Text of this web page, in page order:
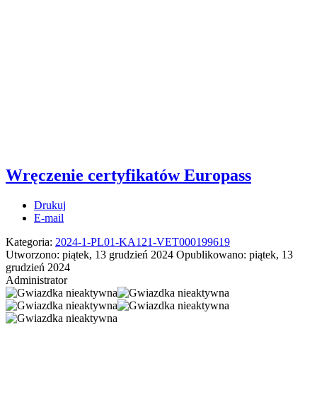
Wręczenie certyfikatów Europass
Drukuj
E-mail
Kategoria: 2024-1-PL01-KA121-VET000199619
Utworzono: piątek, 13 grudzień 2024 Opublikowano: piątek, 13
grudzień 2024
Administrator